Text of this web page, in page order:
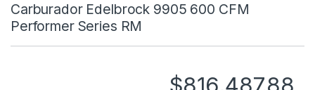
Carburador Edelbrock 9905 600 CFM
Performer Series RM